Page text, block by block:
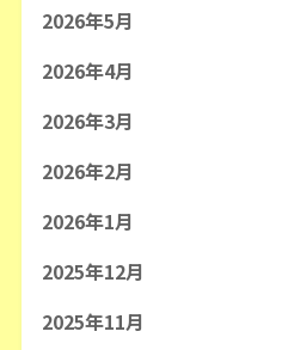
2026年5月
2026年4月
2026年3月
2026年2月
2026年1月
2025年12月
2025年11月